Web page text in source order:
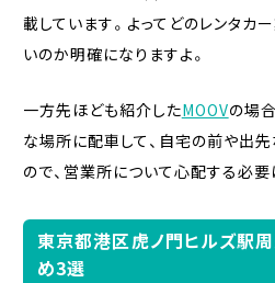
載しています。よってどのレンタ
いのか明確になりますよ。
一方先ほども紹介したMOOVの場
な場所に配車して、自宅の前や出
ので、営業所について心配する必要
東京都港区虎ノ門ヒルズ駅
め3選